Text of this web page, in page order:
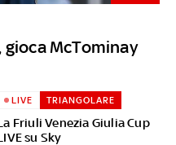
gioca McTominay
Friuli Venezia Giulia Cup
su Sky
LIVE TRIANGOLARE